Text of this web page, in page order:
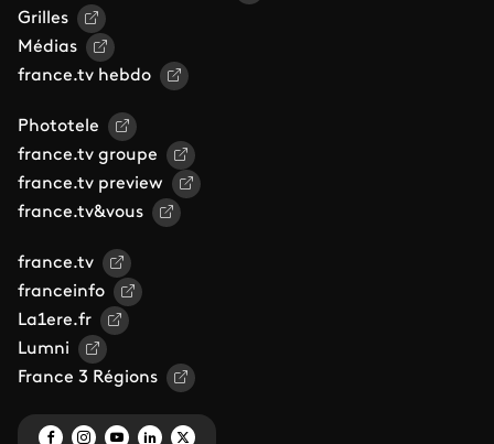
Grilles
Médias
france.tv hebdo
Phototele
france.tv groupe
france.tv preview
france.tv&vous
france.tv
franceinfo
La1ere.fr
Lumni
France 3 Régions